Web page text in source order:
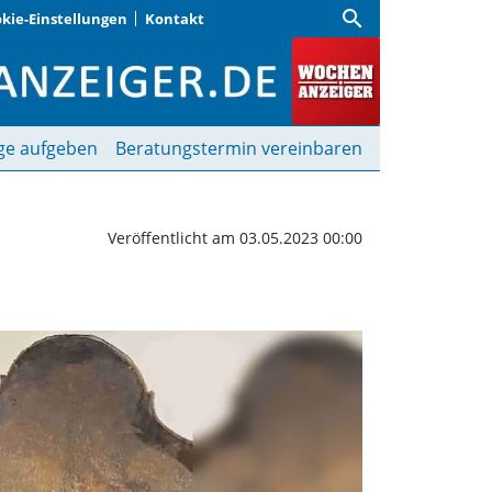
Einstellungen Kontakt search
| Wochenanzeiger
aufgeben Beratungstermin vereinbaren
Veröffentlicht am 03.05.2023 00:00